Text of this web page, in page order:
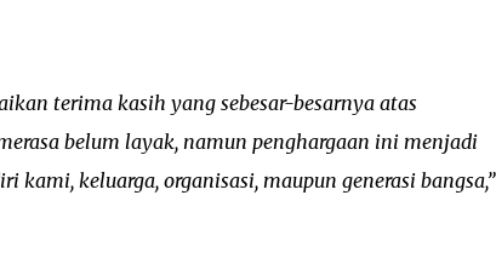
terima kasih yang sebesar-besarnya atas
belum layak, namun penghargaan ini menjadi
keluarga, organisasi, maupun generasi bangsa,”